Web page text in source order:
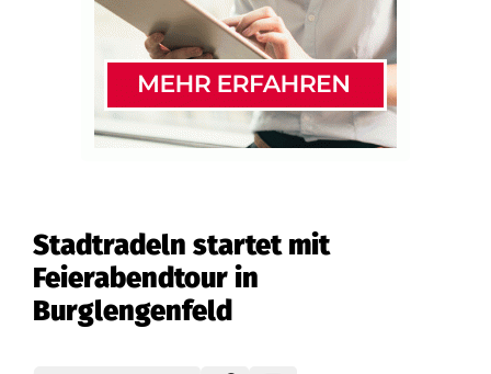
Stadtradeln startet mit
Feierabendtour in
Burglengenfeld